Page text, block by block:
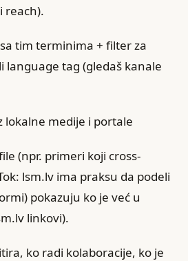
reach).
tim terminima + filter za
language tag (gledaš kanale
lokalne medije i portale
(npr. primeri koji cross-
lsm.lv ima praksu da podeli
pokazuju ko je već u
linkovi).
ko radi kolaboracije, ko je